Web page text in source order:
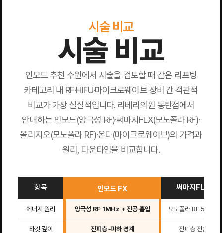
시술 비교
시술 비교
인모드 추천 수원에서 시술을 검토할 때 같은 리프팅
카테고리 내 RF·HIFU·마이크로웨이브 장비 간 객관적
비교가 가장 실질적입니다. 리베리의원 동탄점에서
안내하는 인모드(양극성 RF)·써마지FLX(모노폴라 RF)·
올리지오(모노폴라 RF)·온다(마이크로웨이브)의 가격과
원리, 다운타임을 비교합니다.
항목 인모드 FX 써마지FLX
에너지 원리 양극성 RF 1MHz + 진공 흡입 모노폴라 RF 5MHz
타깃 깊이 진피층~피하 경계 진피층 전반